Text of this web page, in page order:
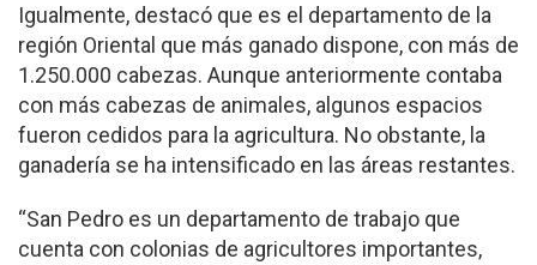
Igualmente, destacó que es el departamento de la
región Oriental que más ganado dispone, con más de
1.250.000 cabezas. Aunque anteriormente contaba
con más cabezas de animales, algunos espacios
fueron cedidos para la agricultura. No obstante, la
ganadería se ha intensificado en las áreas restantes.
“San Pedro es un departamento de trabajo que
cuenta con colonias de agricultores importantes,